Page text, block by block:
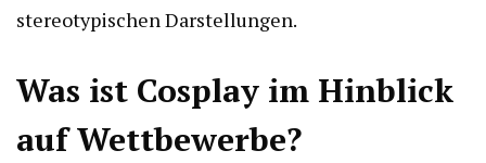
stereotypischen Darstellungen.
Was ist Cosplay im Hinblick
auf Wettbewerbe?